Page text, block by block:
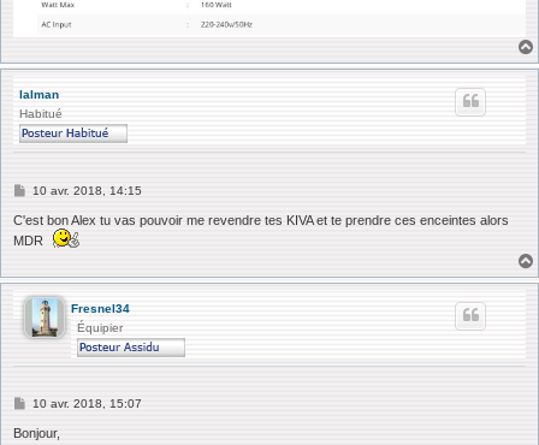
lalman
Habitué
M
s
a
e
10 avr. 2018, 14:15
C'est bon Alex tu vas pouvoir me revendre tes KIVA et te prendre ces enceintes alors
MDR
Fresnel34
Équipier
M
s
10 avr. 2018, 15:07
Bonjour,